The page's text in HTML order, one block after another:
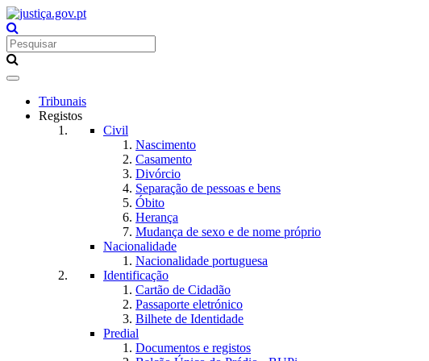
Toggle
navigationTribunais
Registos
Civil
Nascimento
Casamento
Divórcio
Separação de pessoas e bens
Óbito
Herança
Mudança de sexo e de nome próprio
Nacionalidade
Nacionalidade portuguesa
Identificação
Cartão de Cidadão
Passaporte eletrónico
Bilhete de Identidade
Predial
Documentos e registos